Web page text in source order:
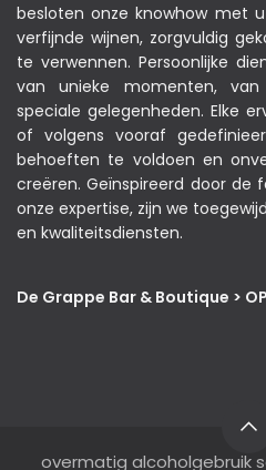
besloten onze knowhow met
verfijnde wijnen, zorgvuldig
te verwennen. Persoonlijke
van unieke momenten,
speciale gelegenheden. Elke
of volgens vooraf
behoeften te voldoen en
creëren. Geïnspireerd door de
onze expertise, zijn we
en kwaliteitsdiensten.
De Grappe Bar & Boutique >
overmatig alcoholgebruik